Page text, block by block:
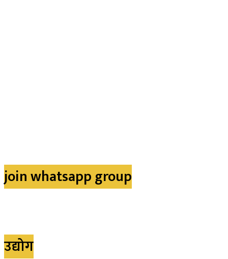
join whatsapp group
उद्योग